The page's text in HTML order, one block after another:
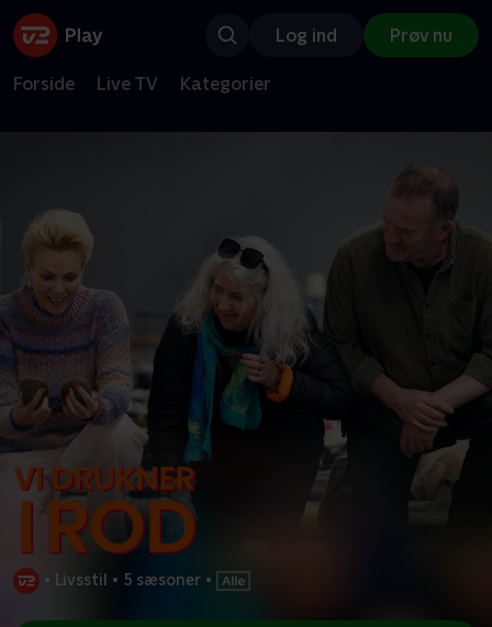
Log ind Prøv nu
Forside Live TV Kategorier
• Livsstil • 5 sæsoner •